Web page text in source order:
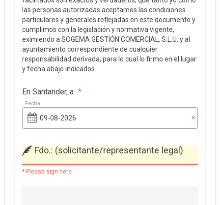
las personas autorizadas aceptamos las condiciones
particulares y generales reflejadas en este documento y
cumplimos con la legislación y normativa vigente,
eximiendo a SOGEMA GESTIÓN COMERCIAL, S.L.U. y al
ayuntamiento correspondiente de cualquier
responsabilidad derivada, para lo cual lo firmo en el lugar
y fecha abajo indicados.
En Santander, a *
Fecha
×
Fdo.: (solicitante/representante legal)
* Please sign here